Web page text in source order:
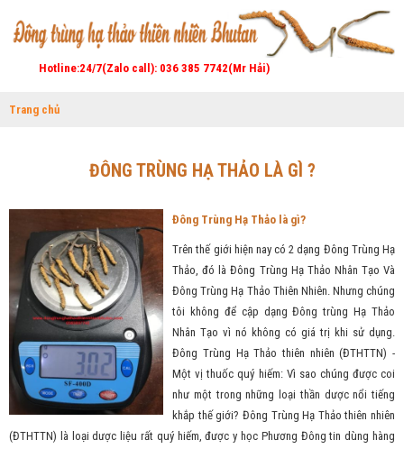
Hotline:24/7(Zalo call): 036 385 7742(Mr Hải)
Trang chủ
ĐÔNG TRÙNG HẠ THẢO LÀ GÌ ?
Đông Trùng Hạ Thảo là gì?
Trên thế giới hiện nay có 2 dạng Đông Trùng Hạ
Thảo, đó là Đông Trùng Hạ Thảo Nhân Tạo Và
Đông Trùng Hạ Thảo Thiên Nhiên. Nhưng chúng
tôi không để cập dạng Đông trùng Hạ Thảo
Nhân Tạo vì nó không có giá trị khi sử dụng.
Đông Trùng Hạ Thảo thiên nhiên (ĐTHTTN) -
Một vị thuốc quý hiếm: Vì sao chúng được coi
như một trong những loại thần dược nổi tiếng
khắp thế giới? Đông Trùng Hạ Thảo thiên nhiên
(ĐTHTTN) là loại dược liệu rất quý hiếm, được y học Phương Đông tin dùng hàng